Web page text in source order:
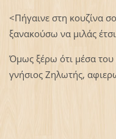
<Πήγαινε στη κουζίνα
ξανακούσω να μιλάς
Όμως ξέρω ότι μέσα του
γνήσιος Ζηλωτής,